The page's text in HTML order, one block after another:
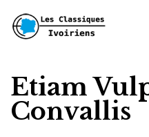
Etiam
Convallis